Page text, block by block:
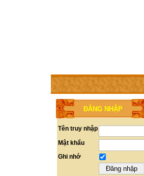
TRANG CHỦ THÀNH VIÊN
ĐĂNG NHẬP
Tên truy nhập
Mật khẩu
Ghi nhớ